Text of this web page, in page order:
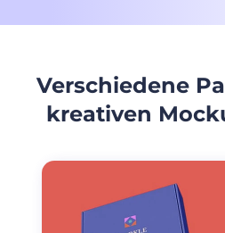
Verschiedene
kreativen